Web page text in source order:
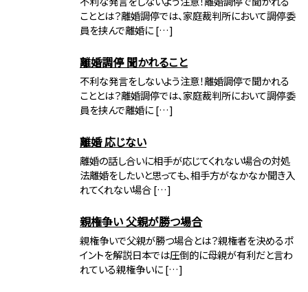
こととは？離婚調停では、家庭裁判所において調停委
員を挟んで離婚に […]
離婚調停 聞かれること
不利な発言をしないよう注意！離婚調停で聞かれる
こととは？離婚調停では、家庭裁判所において調停委
員を挟んで離婚に […]
離婚 応じない
離婚の話し合いに相手が応じてくれない場合の対処
法離婚をしたいと思っても、相手方がなかなか聞き入
れてくれない場合 […]
親権争い 父親が勝つ場合
親権争いで父親が勝つ場合とは？親権者を決めるポ
イントを解説日本では圧倒的に母親が有利だと言わ
れている親権争いに […]